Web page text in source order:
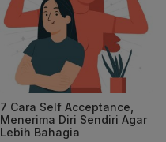
7 Cara Self Acceptance,
Menerima Diri Sendiri Agar
Lebih Bahagia